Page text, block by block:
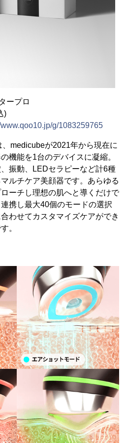
ープロ
)
www.qoo10.jp/g/1083259765
medicubeが2021年から現在に
機能を1台のデバイスに凝縮。
振動、LEDセラピーなど計6種
ルチケア美顔器です。あらゆる
ーチし理想の肌へと導くだけで
携し最大40個のモードの選択
わせてカスタマイズケアができ
。